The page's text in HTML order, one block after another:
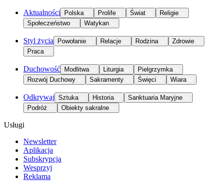
Aktualności Polska Prolife Świat
Religie
Społeczeństwo
Watykan
Styl życia Powołanie Relacje Rodzina
Zdrowie
Praca
Duchowość Modlitwa Liturgia
Pielgrzymka
Rozwój Duchowy
Sakramenty Święci Wiara
Odkrywaj Sztuka Historia
Sanktuaria Maryjne
Podróż
Obiekty sakralne
Usługi
Newsletter
Aplikacja
Subskrypcja
Wesprzyj
Reklama